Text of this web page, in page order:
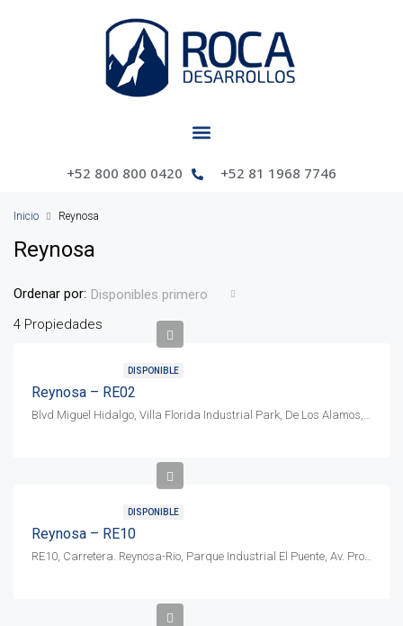
+52 800 800 0420 +52 81 1968 7746
Inicio Reynosa
Reynosa
4 Propiedades
Ordenar por: Disponibles primero
DISPONIBLE
Reynosa – RE02
DISPONIBLE
Reynosa – RE10